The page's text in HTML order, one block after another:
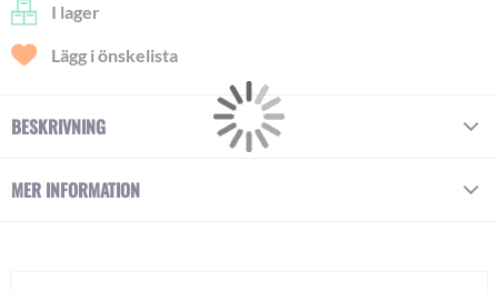
I lager
Lägg i önskelista
BESKRIVNING
MER INFORMATION